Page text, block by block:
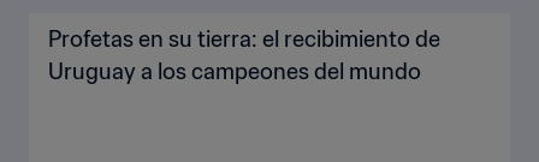
Profetas en su tierra: el recibimiento de
Uruguay a los campeones del mundo